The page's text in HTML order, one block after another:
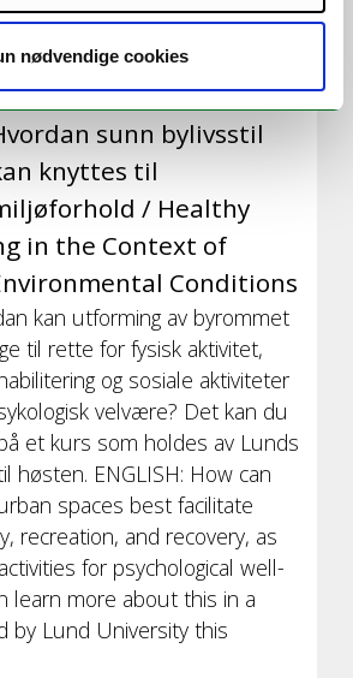
nødvendige cookies
til høsten.
sunn bylivsstil
knyttes til
/ Healthy
in the Context of
Conditions
kan utforming av byrommet
til rette for fysisk aktivitet,
og sosiale aktiviteter
velvære? Det kan du
et kurs som holdes av Lunds
høsten. ENGLISH: How can
spaces best facilitate
recreation, and recovery, as
for psychological well-
learn more about this in a
by Lund University this